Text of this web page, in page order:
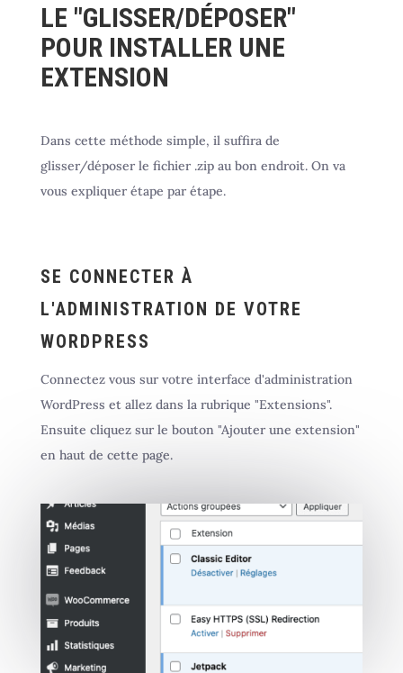
LE "GLISSER/DÉPOSER"
POUR INSTALLER UNE
EXTENSION
Dans cette méthode simple, il suffira de
glisser/déposer le fichier .zip au bon endroit. On va
vous expliquer étape par étape.
SE CONNECTER À
L'ADMINISTRATION DE VOTRE
WORDPRESS
Connectez vous sur votre interface d'administration
WordPress et allez dans la rubrique "Extensions".
Ensuite cliquez sur le bouton "Ajouter une extension"
en haut de cette page.